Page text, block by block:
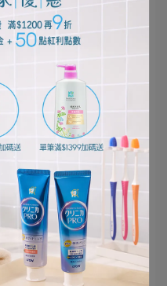
統一在隔天早上清洗
洗淨」法。在汙垢上
及具除臭、防臭、抗
洗淨」的洗劑，透過
汙垢，其抗菌力也可
真正乾淨！➜